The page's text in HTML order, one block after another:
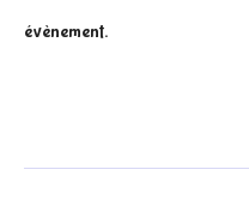
évènement.